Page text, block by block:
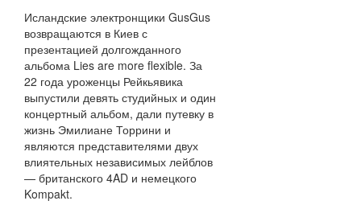
Исландские электронщики GusGus
возвращаются в Киев с
презентацией долгожданного
альбома Lies are more flexible. За
22 года уроженцы Рейкьявика
выпустили девять студийных и один
концертный альбом, дали путевку в
жизнь Эмилиане Торрини и
являются представителями двух
влиятельных независимых лейблов
— британского 4AD и немецкого
Kompakt.